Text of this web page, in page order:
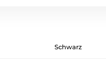
Schwarz